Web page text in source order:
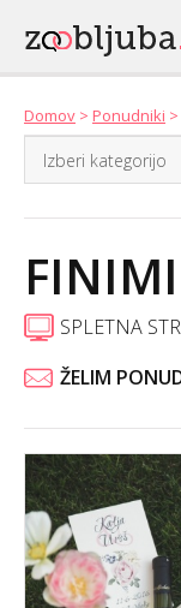
Domov > Ponudniki >
SPLETNA
ŽELIM